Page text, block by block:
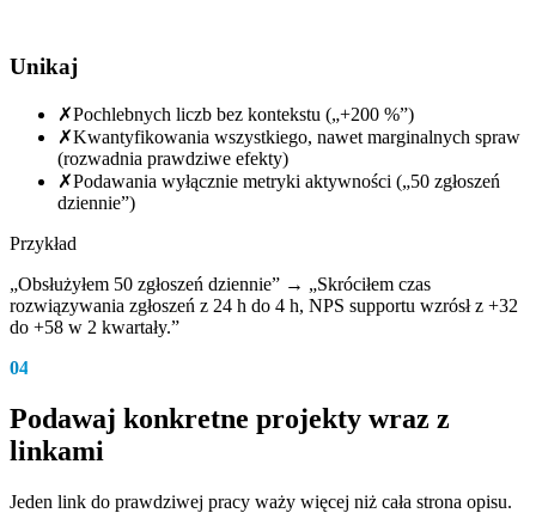
Unikaj
✗Pochlebnych liczb bez kontekstu („+200 %”)
✗Kwantyfikowania wszystkiego, nawet marginalnych spraw
(rozwadnia prawdziwe efekty)
✗Podawania wyłącznie metryki aktywności („50 zgłoszeń
dziennie”)
Przykład
„Obsłużyłem 50 zgłoszeń dziennie” → „Skróciłem czas
rozwiązywania zgłoszeń z 24 h do 4 h, NPS supportu wzrósł z +32
do +58 w 2 kwartały.”
04
Podawaj konkretne projekty wraz z
linkami
Jeden link do prawdziwej pracy waży więcej niż cała strona opisu.